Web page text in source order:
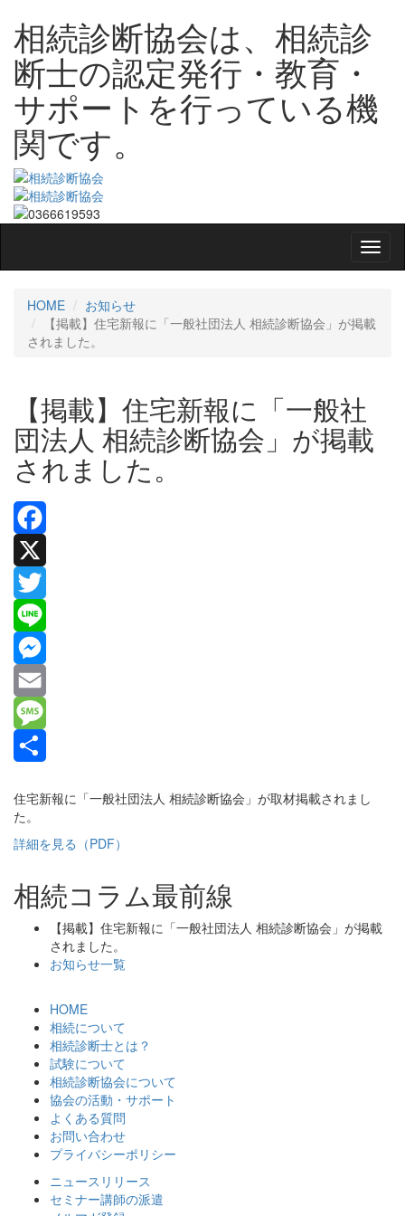
相続診断協会は、相続診
断士の認定発行・教育・
サポートを行っている機
関です。
HOME
お知らせ
【掲載】住宅新報に「一般社団法人 相続診断協会」が掲載
されました。
【掲載】住宅新報に「一般社
団法人 相続診断協会」が掲載
されました。
Facebook
X
Twitter
Line
Messenger
Email
Message
有
住宅新報に「一般社団法人 相続診断協会」が取材掲載されまし
た。
詳細を見る（PDF）
相続コラム最前線
【掲載】住宅新報に「一般社団法人 相続診断協会」が掲載
されました。
お知らせ一覧
HOME
相続について
相続診断士とは？
試験について
相続診断協会について
協会の活動・サポート
よくある質問
お問い合わせ
プライバシーポリシー
ニュースリリース
セミナー講師の派遣